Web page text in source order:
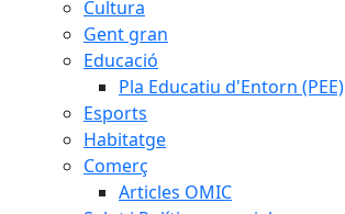
Cultura
Gent gran
Educació
Pla Educatiu d'Entorn (PEE)
Esports
Habitatge
Comerç
Articles OMIC